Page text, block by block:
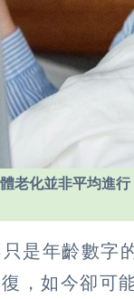
老化並非平均進
是年齡數字
，如今卻可